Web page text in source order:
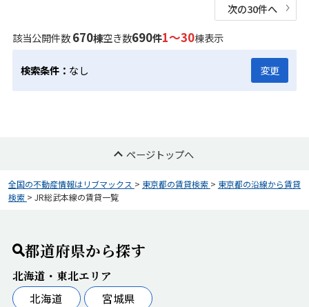
次の30件へ
該当公開件数670棟空き数690件1～30棟表示
検索条件： なし 変更
ページトップへ
全国の不動産情報はリブマックス > 東京都の賃貸検索 > 東京都の沿線から賃貸
検索 > JR総武本線の賃貸一覧
都道府県から探す
北海道・東北エリア
北海道
宮城県